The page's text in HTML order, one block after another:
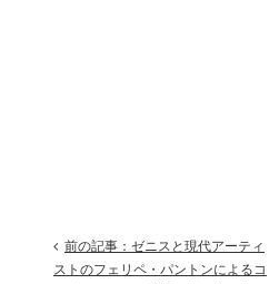
前の記事：ゼニスと現代アーティ
ストのフェリペ・パントンによるコ